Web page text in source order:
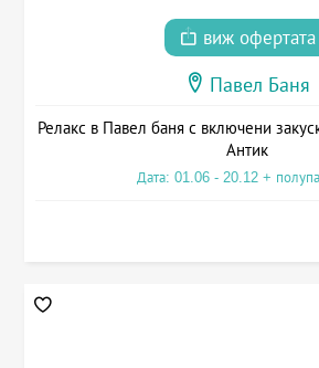
виж офертата
Павел Баня
Релакс в Павел баня с включени
Антик
Дата: 01.06 - 20.12 +